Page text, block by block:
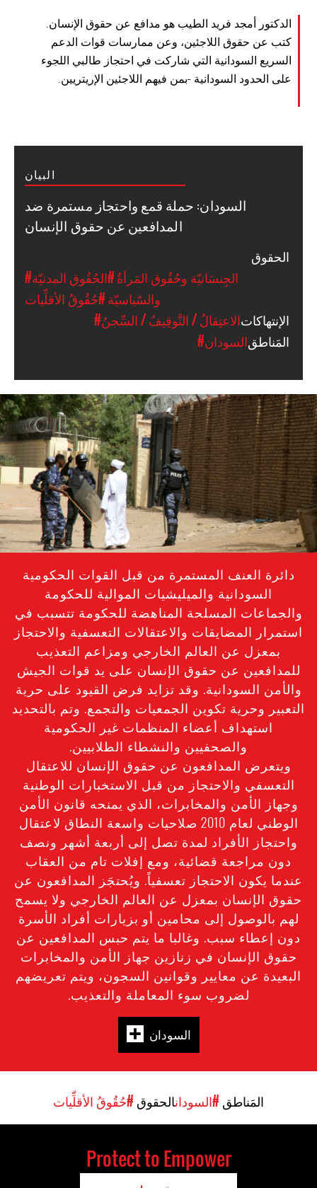
الدكتور أمجد فريد الطيب هو مدافع عن حقوق الإنسان.
كتب عن حقوق اللاجئين، وعن ممارسات قوات الدعم
السريع السودانية التي شاركت في احتجاز طالبي اللجوء
على الحدود السودانية -بمن فيهم اللاجئين الإريتريين.
البيان
السودان: حملة قمع واحتجاز مستمرة ضد
المدافعين عن حقوق الإنسان
#الجِنسَانيّة وحُقُوق المَرأةُ#الحُقُوق المدنيّة
والسّياسيّة#حُقُوقُ الأقلِّيات
#الاعتِقالُ / التَّوقِيفُ / السِّجنُ
#السودان
sudan-
general-
context.jpg
دائرة العنف المستمرة من قبل القوات الحكومية
السودانية والميليشيات الموالية للحكومة
والجماعات المسلحة المناهضة للحكومة تتسبب في
استمرار المضايقات والاعتقالات التعسفية والاحتجاز
بمعزل عن العالم الخارجي ومزاعم التعذيب
للمدافعين عن حقوق الإنسان على يد قوات الجيش
والأمن السودانية. وقد تزايد فرض القيود على حرية
التعبير وحرية تكوين الجمعيات والتجمع. وتم بالتحديد
استهداف أعضاء المنظمات غير الحكومية
والصحفيين والنشطاء الطلابيين.
ويتعرض المدافعون عن حقوق الإنسان للاعتقال
التعسفي والاحتجاز من قبل الاستخبارات الوطنية
وجهاز الأمن والمخابرات، الذي يمنحه قانون الأمن
الوطني لعام 2010 صلاحيات واسعة النطاق لاعتقال
واحتجاز الأفراد لمدة تصل إلى أربعة أشهر ونصف
دون مراجعة قضائية، ومع إفلات تام من العقاب
عندما يكون الاحتجاز تعسفياً. ويُحتجَز المدافعون عن
حقوق الإنسان بمعزل عن العالم الخارجي ولا يسمح
لهم بالوصول إلى محامين أو بزيارات أفراد الأسرة
دون إعطاء سبب. وغالبا ما يتم حبس المدافعين عن
حقوق الإنسان في زنازين جهاز الأمن والمخابرات
البعيدة عن معايير وقوانين السجون، ويتم تعريضهم
لضروب سوء المعاملة والتعذيب.
السودان
المَناطق #السودانالحقوق #حُقُوقُ الأقلِّيات
Protect to Empower